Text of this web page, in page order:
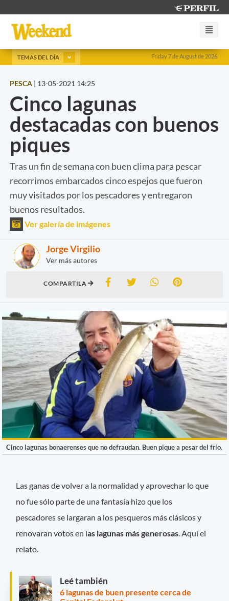
Friday 7 de August de 2026
TEMAS DEL DÍA
PESCA | 13-05-2021 14:25
Cinco lagunas
destacadas con buenos
piques
Tras un fin de semana con buen clima para pescar
recorrimos embarcados cinco espejos que fueron
muy visitados por los pescadores y entregaron
buenos resultados.
Ver galería de imágenes
Jorge Virgilio
Ver más autores
COMPARTILA
Cinco lagunas bonaerenses que no defraudan. Buen pique a pesar del frío.
Las ganas de volver a la normalidad y aprovechar lo que
no fue sólo parte de una fantasía hizo que los
pescadores se largaran a los pesqueros más clásicos y
renovaran votos en las lagunas más generosas . Aquí el
relato.
Leé también
6 lagunas de buen presente cerca de